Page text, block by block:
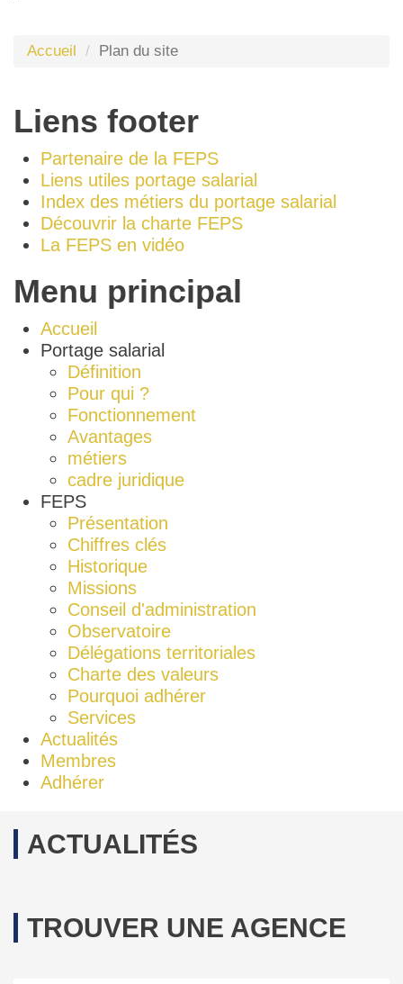
Accueil Plan du site
Liens footer
Partenaire de la FEPS
Liens utiles portage salarial
Index des métiers du portage salarial
Découvrir la charte FEPS
La FEPS en vidéo
Menu principal
Accueil
Portage salarial
Définition
Pour qui ?
Fonctionnement
Avantages
métiers
cadre juridique
FEPS
Présentation
Chiffres clés
Historique
Missions
Conseil d'administration
Observatoire
Délégations territoriales
Charte des valeurs
Pourquoi adhérer
Services
Actualités
Membres
Adhérer
ACTUALITÉS
TROUVER UNE AGENCE